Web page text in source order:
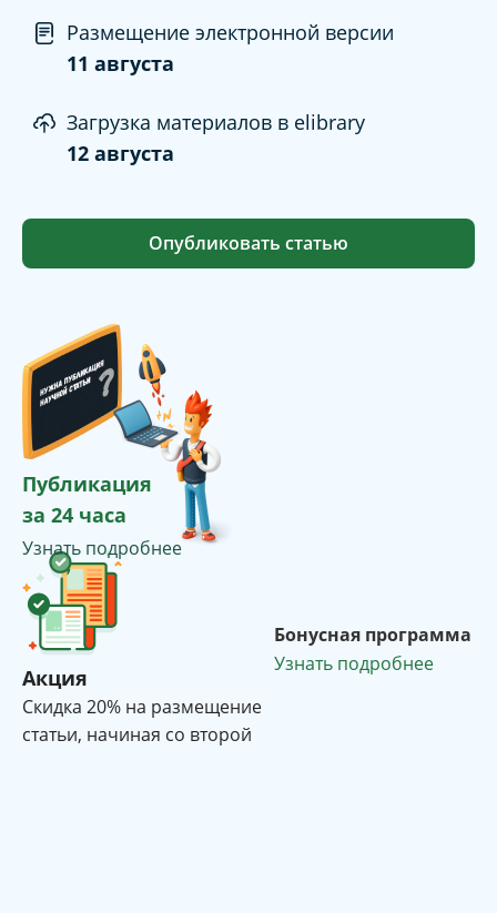
Размещение электронной версии
11 августа
Загрузка материалов в elibrary
12 августа
Опубликовать статью
Публикация
за 24 часа
Узнать подробнее
Акция
Cкидка 20% на размещение
статьи, начиная со второй
Бонусная программа
Узнать подробнее